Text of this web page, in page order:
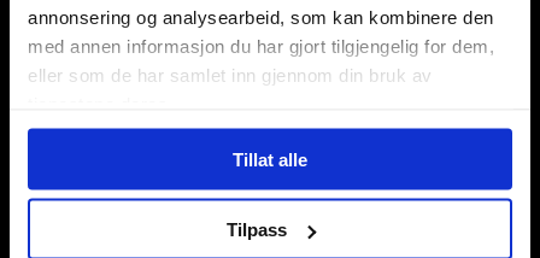
annonsering og analysearbeid, som kan kombinere den
med annen informasjon du har gjort tilgjengelig for dem,
eller som de har samlet inn gjennom din bruk av
Tillat alle
Tilpass
Godteri, mat & drikke
Hobby & fritid
Klær
Manga